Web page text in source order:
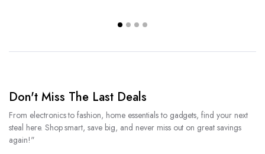
Don't Miss The Last Deals
From electronics to fashion, home essentials to gadgets, find your next
steal here. Shop smart, save big, and never miss out on great savings
again!"